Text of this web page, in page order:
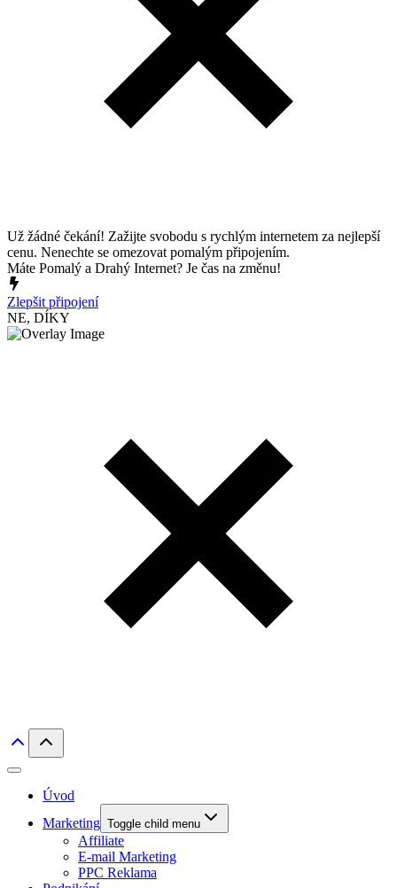
Už žádné čekání! Zažijte svobodu s rychlým internetem za nejlepší
cenu. Nenechte se omezovat pomalým připojením.
Máte Pomalý a Drahý Internet? Je čas na změnu!
Zlepšit připojení
NE, DÍKY
Úvod
Marketing Toggle child menu
Affiliate
E-mail Marketing
PPC Reklama